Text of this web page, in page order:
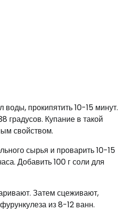
прокипятить 10-15 минут.
градусов. Купание в такой
свойством.
сырья и проварить 10-15
Добавить 100 г соли для
Затем сцеживают,
из 8-12 ванн.